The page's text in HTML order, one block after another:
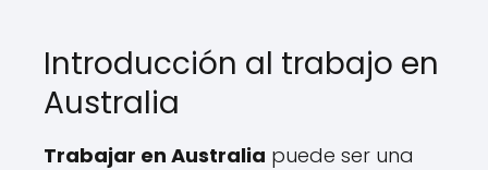
Introducción al trabajo en
Australia
Trabajar en Australia puede ser una